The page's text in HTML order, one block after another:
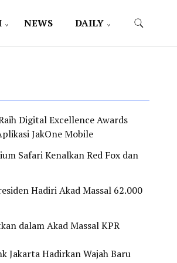
NEWS DAILY
Digital Excellence Awards
JakOne Mobile
Safari Kenalkan Red Fox dan
Hadiri Akad Massal 62.000
dalam Akad Massal KPR
Jakarta Hadirkan Wajah Baru